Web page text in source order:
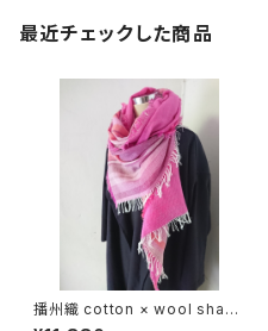
最近チェックした商品
播州織 cotton × wool shawl
__ border 220 寒牡丹W